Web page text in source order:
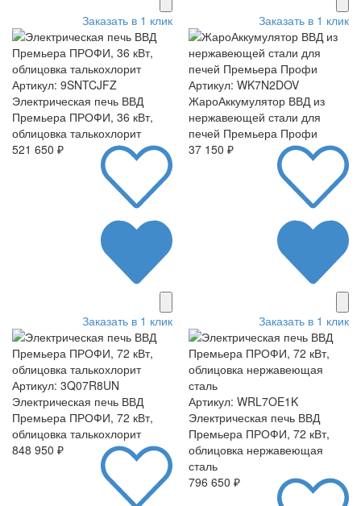
Заказать в 1 клик Заказать в 1 клик
Артикул: 9SNTCJFZ
Электрическая печь ВВД
Премьера ПРОФИ, 36 кВт,
облицовка талькохлорит
521 650 ₽
Заказать в 1 клик
Артикул: WK7N2DOV
ЖароАккумулятор ВВД из
нержавеющей стали для
печей Премьера Профи
37 150 ₽
Заказать в 1 клик
Артикул: 3Q07R8UN
Электрическая печь ВВД
Премьера ПРОФИ, 72 кВт,
облицовка талькохлорит
848 950 ₽
Артикул: WRL7OE1K
Электрическая печь ВВД
Премьера ПРОФИ, 72 кВт,
облицовка нержавеющая
сталь
796 650 ₽